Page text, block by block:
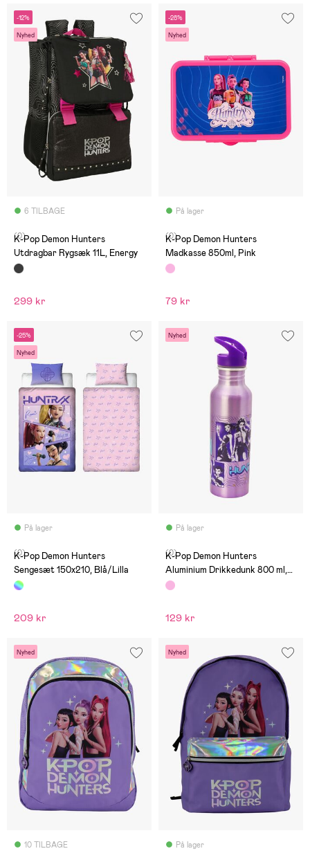
-12%
Nyhed
6 TILBAGE
(0)
K-Pop Demon Hunters
Utdragbar Rygsæk 11L, Energy
299 kr
-28%
Nyhed
På lager
(0)
K-Pop Demon Hunters
Madkasse 850ml, Pink
79 kr
-25%
Nyhed
På lager
(0)
K-Pop Demon Hunters
Sengesæt 150x210, Blå/Lilla
209 kr
Nyhed
På lager
(0)
K-Pop Demon Hunters
Aluminium Drikkedunk 800 ml,
Pink
129 kr
Nyhed
10 TILBAGE
Nyhed
På lager